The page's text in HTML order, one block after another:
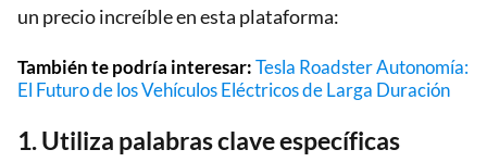
un precio increíble en esta plataforma:
También te podría interesar:Tesla Roadster Autonomía:
El Futuro de los Vehículos Eléctricos de Larga Duración
1. Utiliza palabras clave específicas